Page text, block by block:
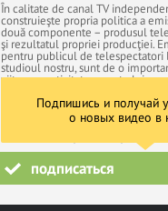
În calitate de canal TV
construieşte propria politica a
două componente – produsul
şi rezultatul propriei producţiei.
pentru publicul de telespectatori
studioul nostru, sunt de o
viitoarea activitate a centralei
coloritul local ne dă posibilitatea
imagine şi de a ne diferenţia
celelalte canale naţionale TV.
Подпишись и получай
о новых видео в
подписаться